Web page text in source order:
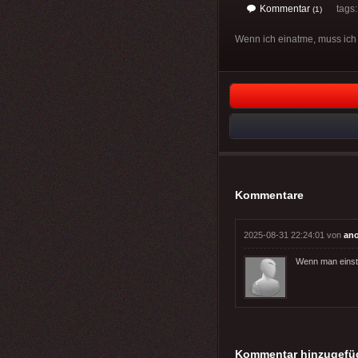
Kommentar (1)
Wenn ich einatme, muss
Kommentare
2025-08-31 22:24:01 von
Wenn man
Kommentar